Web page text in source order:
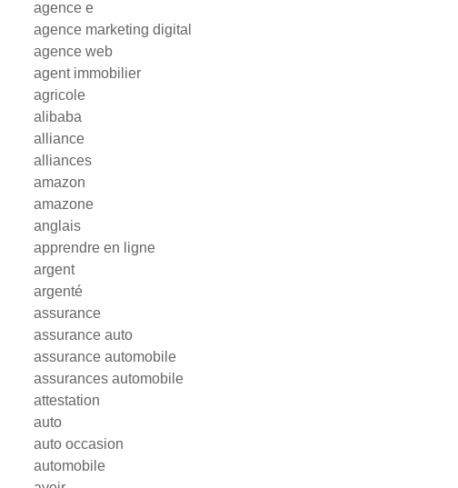
agence e
agence marketing digital
agence web
agent immobilier
agricole
alibaba
alliance
alliances
amazon
amazone
anglais
apprendre en ligne
argent
argenté
assurance
assurance auto
assurance automobile
assurances automobile
attestation
auto
auto occasion
automobile